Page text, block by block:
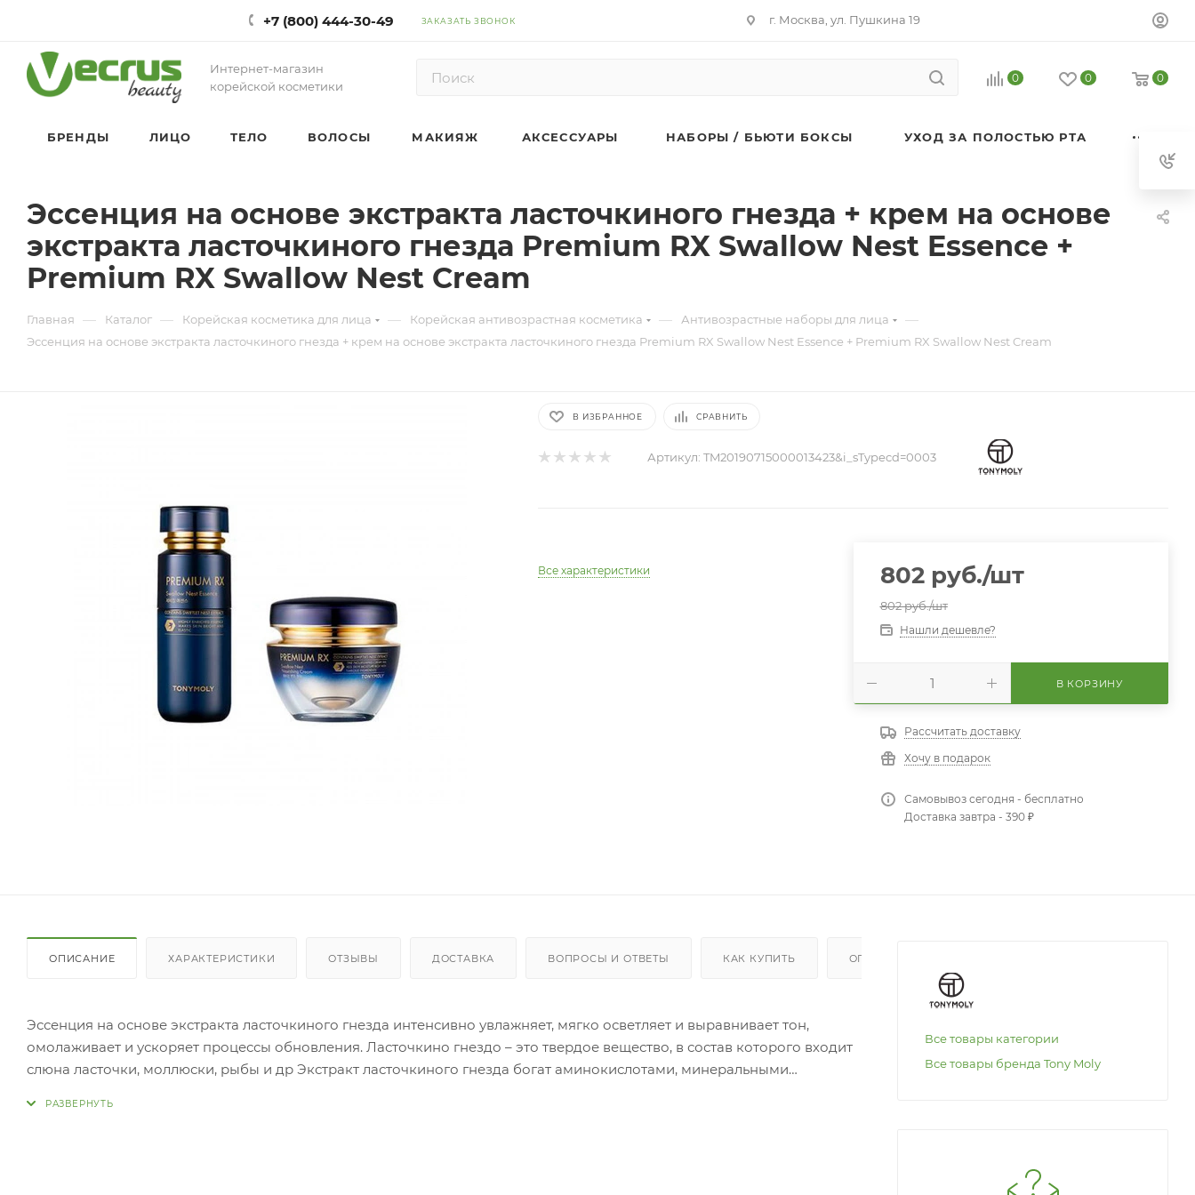
+7 (800) 444-30-49 ЗАКАЗАТЬ ЗВОНОК г. Москва, ул. Пушкина 19
Интернет-магазин
корейской косметики
0 0 0
БРЕНДЫ ЛИЦО ТЕЛО ВОЛОСЫ МАКИЯЖ АКСЕССУАРЫ НАБОРЫ / БЬЮТИ БОКСЫ УХОД ЗА ПОЛОСТЬЮ РТА
Эссенция на основе экстракта ласточкиного гнезда + крем на основе
экстракта ласточкиного гнезда Premium RX Swallow Nest Essence +
Premium RX Swallow Nest Cream
Главная — Каталог — Корейская косметика для лица — Корейская антивозрастная косметика — Антивозрастные наборы для лица —
Эссенция на основе экстракта ласточкиного гнезда + крем на основе экстракта ласточкиного гнезда Premium RX Swallow Nest Essence + Premium RX Swallow Nest Cream
В ИЗБРАННОЕ СРАВНИТЬ
Артикул: TM20190715000013423&i_sTypecd=0003
Все характеристики 802руб./шт
802руб./шт
Нашли дешевле?
В КОРЗИНУ
Рассчитать доставку
Хочу в подарок
Самовывоз сегодня - бесплатно
Доставка завтра - 390 ₽
ОПИСАНИЕ ХАРАКТЕРИСТИКИ ОТЗЫВЫ ДОСТАВКА ВОПРОСЫ И ОТВЕТЫ КАК КУПИТЬ ОПЛАТА
Эссенция на основе экстракта ласточкиного гнезда интенсивно увлажняет, мягко осветляет и выравнивает тон,
омолаживает и ускоряет процессы обновления. Ласточкино гнездо – это твердое вещество, в состав которого входит
слюна ласточки, моллюски, рыбы и др Экстракт ласточкиного гнезда богат аминокислотами, минеральными
Все товары категории
Все товары бренда Tony Moly